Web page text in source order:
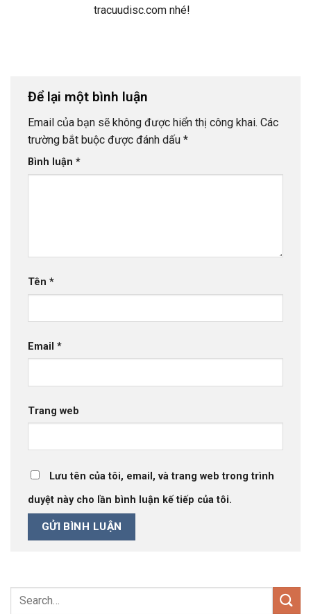
tracuudisc.com nhé!
Để lại một bình luận
Email của bạn sẽ không được hiển thị công khai. Các
trường bắt buộc được đánh dấu *
Bình luận *
Tên *
Email *
Trang web
Lưu tên của tôi, email, và trang web trong trình
duyệt này cho lần bình luận kế tiếp của tôi.